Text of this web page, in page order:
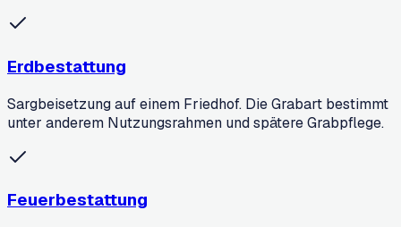
Erdbestattung
Sargbeisetzung auf einem Friedhof. Die Grabart bestimmt
unter anderem Nutzungsrahmen und spätere Grabpflege.
Feuerbestattung